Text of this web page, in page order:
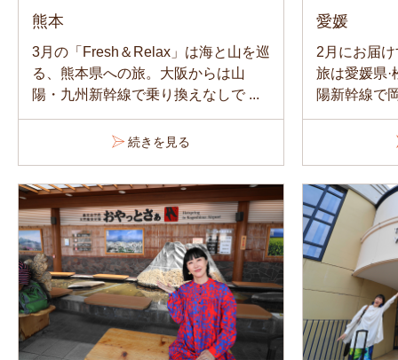
熊本
3月の「Fresh＆Relax」は海と山を巡
る、熊本県への旅。大阪からは山
陽・九州新幹線で乗り換えなしで ...
続きを見る
愛媛
2月にお届
旅は愛媛県
陽新幹線で